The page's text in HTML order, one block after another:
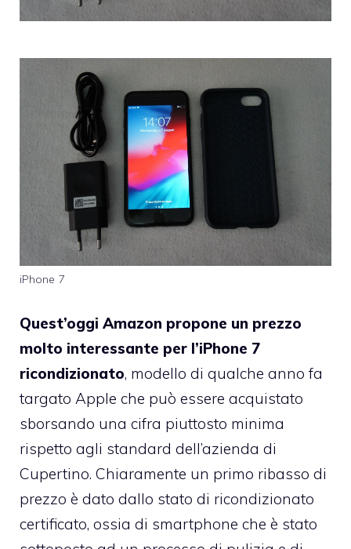
iPhone 7
Quest’oggi Amazon propone un prezzo
molto interessante per l’iPhone 7
ricondizionato, modello di qualche anno fa
targato Apple che può essere acquistato
sborsando una cifra piuttosto minima
rispetto agli standard dell’azienda di
Cupertino. Chiaramente un primo ribasso di
prezzo è dato dallo stato di ricondizionato
certificato, ossia di smartphone che è stato